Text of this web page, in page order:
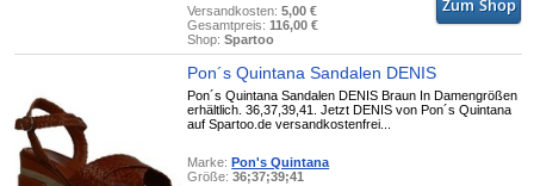
Versandkosten:5,00 €
Gesamtpreis:116,00 €
Shop:Spartoo
Pon´s Quintana Sandalen DENIS
Pon´s Quintana Sandalen DENIS Braun In Damengrößen
erhältlich. 36,37,39,41. Jetzt DENIS von Pon´s Quintana
auf Spartoo.de versandkostenfrei...
Marke:Pon's Quintana
Größe:36;37;39;41